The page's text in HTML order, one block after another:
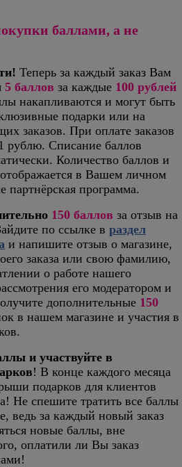
баллами, а не
Теперь за каждый заказ Вам
5 баллов за каждые 100 рублей
накапливаются и могут быть
подарки или на
заказов. При оплате заказов
рублю. Списание баллов
Количество баллов и
в Вашем личном
партнёрская программа.
150 баллов за отзыв на
по ссылке в раздел
и напишите отзыв о магазине,
заказа или свою фамилию,
о работе нашего
его модератором и
дополнительные 150
в нашем магазине и участия в
и участвуйте в
! В конце каждого месяца
подарков для клиентов
Не спешите тратить все баллы
ведь за каждый новый заказ
новые баллы, вне
оплатили ли Вы заказ